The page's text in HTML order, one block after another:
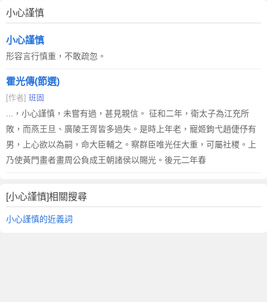
小心謹慎
小心謹慎
形容言行慎重，不敢疏忽。
霍光傳(節選)
[作者] 班固
...，小心謹慎，未嘗有過，甚見親信。 征和二年，衛太子為江充所
敗，而燕王旦、廣陵王胥皆多過失。是時上年老，寵姬鉤弋趙倢伃有
男，上心欲以為嗣，命大臣輔之。察群臣唯光任大重，可屬社稷。上
乃使黃門畫者畫周公負成王朝諸侯以賜光。後元二年春
[小心謹慎]相關搜尋
小心謹慎的近義詞